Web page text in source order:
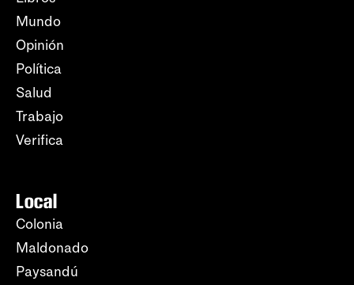
Mundo
Opinión
Política
Salud
Trabajo
Verifica
Local
Colonia
Maldonado
Paysandú